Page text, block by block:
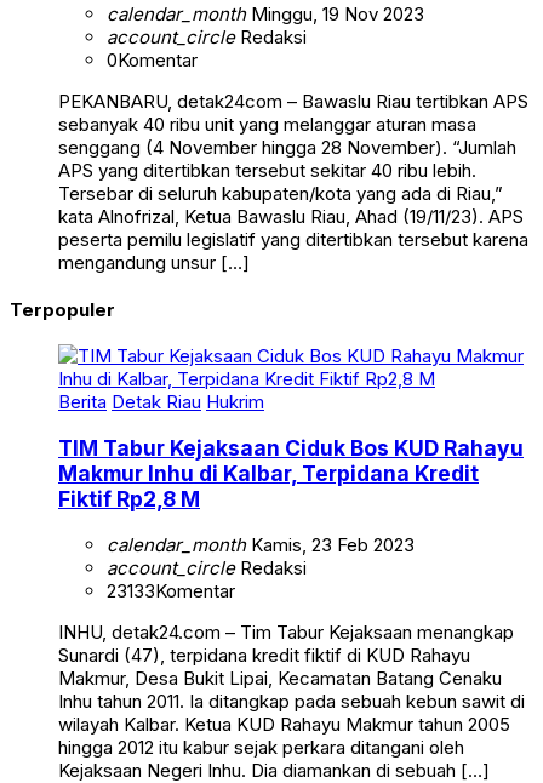
calendar_monthMinggu, 19 Nov 2023
account_circleRedaksi
0Komentar
PEKANBARU, detak24com – Bawaslu Riau tertibkan APS
sebanyak 40 ribu unit yang melanggar aturan masa
senggang (4 November hingga 28 November). “Jumlah
APS yang ditertibkan tersebut sekitar 40 ribu lebih.
Tersebar di seluruh kabupaten/kota yang ada di Riau,”
kata Alnofrizal, Ketua Bawaslu Riau, Ahad (19/11/23). APS
peserta pemilu legislatif yang ditertibkan tersebut karena
mengandung unsur […]
Terpopuler
Berita Detak Riau Hukrim
TIM Tabur Kejaksaan Ciduk Bos KUD Rahayu
Makmur Inhu di Kalbar, Terpidana Kredit
Fiktif Rp2,8 M
calendar_monthKamis, 23 Feb 2023
account_circleRedaksi
23133Komentar
INHU, detak24.com – Tim Tabur Kejaksaan menangkap
Sunardi (47), terpidana kredit fiktif di KUD Rahayu
Makmur, Desa Bukit Lipai, Kecamatan Batang Cenaku
Inhu tahun 2011. Ia ditangkap pada sebuah kebun sawit di
wilayah Kalbar. Ketua KUD Rahayu Makmur tahun 2005
hingga 2012 itu kabur sejak perkara ditangani oleh
Kejaksaan Negeri Inhu. Dia diamankan di sebuah […]